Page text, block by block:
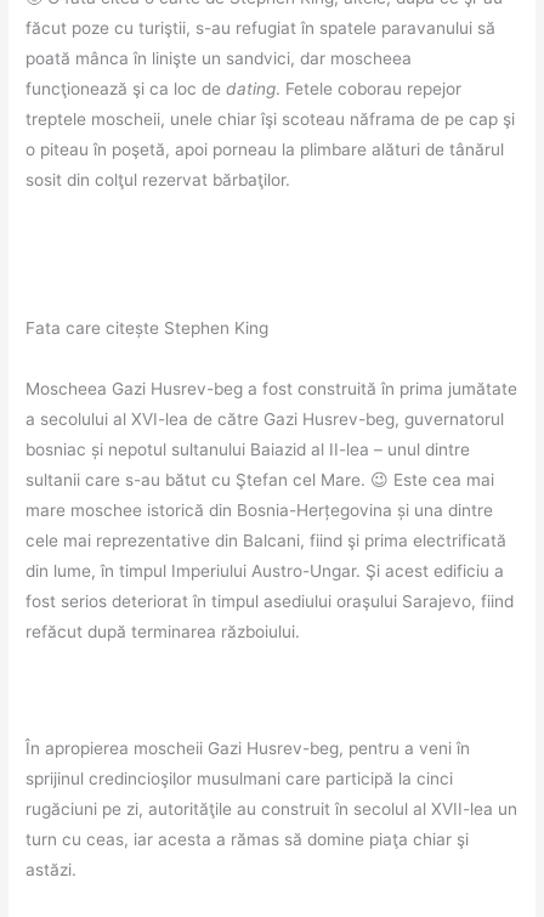
făcut poze cu turiştii, s-au refugiat în spatele paravanului să
poată mânca în linişte un sandvici, dar moscheea
funcţionează şi ca loc dedating. Fetele coborau repejor
treptele moscheii, unele chiar îşi scoteau năframa de pe cap şi
o piteau în poşetă, apoi porneau la plimbare alături de tânărul
sosit din colţul rezervat bărbaţilor.
Fata care citește Stephen King
Moscheea Gazi Husrev-beg a fost construită în prima jumătate
a secolului al XVI-lea de către Gazi Husrev-beg, guvernatorul
bosniac și nepotul sultanului Baiazid al II-lea – unul dintre
sultanii care s-au bătut cu Ştefan cel Mare. 😉 Este cea mai
mare moschee istorică din Bosnia-Herțegovina și una dintre
cele mai reprezentative din Balcani, fiind şi prima electrificată
din lume, în timpul Imperiului Austro-Ungar. Şi acest edificiu a
fost serios deteriorat în timpul asediului oraşului Sarajevo, fiind
refăcut după terminarea războiului.
În apropierea moscheii Gazi Husrev-beg, pentru a veni în
sprijinul credincioşilor musulmani care participă la cinci
rugăciuni pe zi, autorităţile au construit în secolul al XVII-lea un
turn cu ceas, iar acesta a rămas să domine piaţa chiar şi
astăzi.